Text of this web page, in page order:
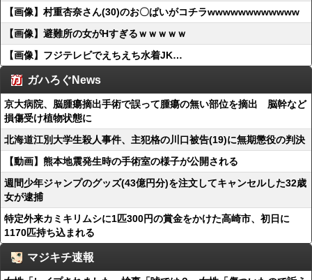
【画像】村重杏奈さん(30)のお〇ぱいがコチラwwwwwwwwwwww
【画像】避難所の女がHすぎるｗｗｗｗｗ
【画像】フジテレビでえちえち水着JK…
ガハろぐNews
京大病院、脳腫瘍摘出手術で誤って腫瘍の無い部位を摘出 脳幹など
損傷受け植物状態に
北海道江別大学生殺人事件、主犯格の川口被告(19)に無期懲役の判決
【動画】熊本地震発生時の手術室の様子が公開される
週間少年ジャンプのグッズ(43億円分)を注文してキャンセルした32歳
女が逮捕
特定外来カミキリムシに1匹300円の賞金をかけた高崎市、初日に
1170匹持ち込まれる
マジキチ速報